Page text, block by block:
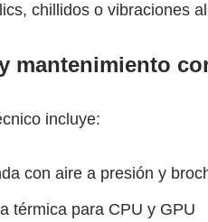
chillidos o vibraciones
mantenimiento
incluye:
con aire a presión y
térmica para CPU y GPU